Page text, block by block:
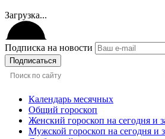
Загрузка...
Подписка на новости
Подписаться
Календарь месячных
Общий гороскоп
Женский гороскоп на сегодня и
Мужской гороскоп на сегодня и